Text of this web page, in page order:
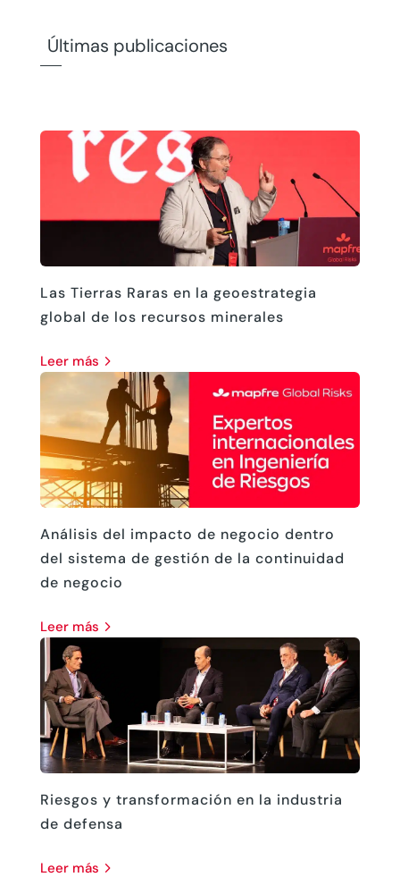
Últimas publicaciones
Las Tierras Raras en la geoestrategia
global de los recursos minerales
leer más
Análisis del impacto de negocio dentro
del sistema de gestión de la continuidad
de negocio
leer más
Riesgos y transformación en la industria
de defensa
leer más